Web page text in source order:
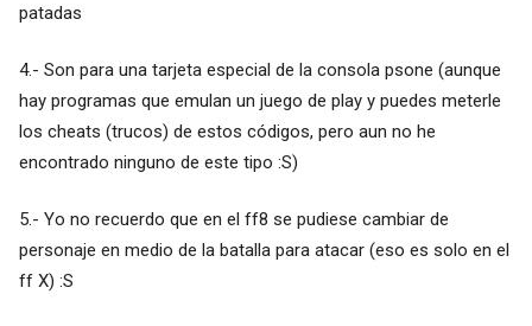
patadas
4.- Son para una tarjeta especial de la consola psone (aunque
hay programas que emulan un juego de play y puedes meterle
los cheats (trucos) de estos códigos, pero aun no he
encontrado ninguno de este tipo :S)
5.- Yo no recuerdo que en el ff8 se pudiese cambiar de
personaje en medio de la batalla para atacar (eso es solo en el
ff X) :S